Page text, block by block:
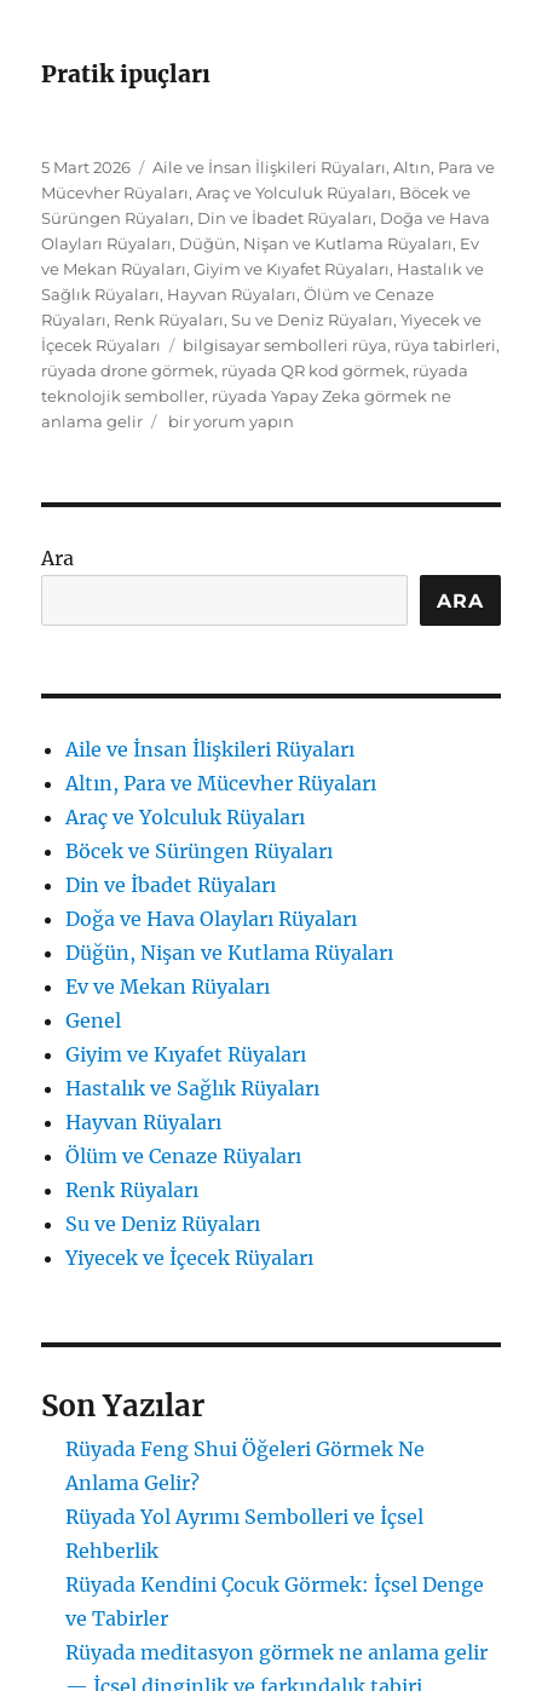
Pratik ipuçları
Yayın
tarihi
5 Mart 2026 Kategoriler
Aile ve İnsan İlişkileri Rüyaları,Altın, Para ve
Mücevher Rüyaları,Araç ve Yolculuk Rüyaları, Böcek ve
Sürüngen Rüyaları, Din ve İbadet Rüyaları, Doğa ve Hava
Olayları Rüyaları, Düğün, Nişan ve Kutlama Rüyaları, Ev
ve Mekan Rüyaları,Giyim ve Kıyafet Rüyaları, Hastalık ve
Sağlık Rüyaları, Hayvan Rüyaları,Ölüm ve Cenaze
Rüyaları, Renk Rüyaları,Su ve Deniz Rüyaları,Yiyecek ve
İçecek Rüyaları
Etiketler
bilgisayar sembolleri rüya, rüya tabirleri,
rüyada drone görmek, rüyada QR kod görmek, rüyada
teknolojik semboller, rüyada Yapay Zeka görmek ne
anlama gelir
Rüyada
ve
için
bir yorum yapın
Ara
ARA
Aile ve İnsan İlişkileri Rüyaları
Altın, Para ve Mücevher Rüyaları
Araç ve Yolculuk Rüyaları
Böcek ve Sürüngen Rüyaları
Din ve İbadet Rüyaları
Doğa ve Hava Olayları Rüyaları
Düğün, Nişan ve Kutlama Rüyaları
Ev ve Mekan Rüyaları
Genel
Giyim ve Kıyafet Rüyaları
Hastalık ve Sağlık Rüyaları
Hayvan Rüyaları
Ölüm ve Cenaze Rüyaları
Renk Rüyaları
Su ve Deniz Rüyaları
Yiyecek ve İçecek Rüyaları
Son Yazılar
Rüyada Feng Shui Öğeleri Görmek Ne
Anlama Gelir?
Rüyada Yol Ayrımı Sembolleri ve İçsel
Rehberlik
Rüyada Kendini Çocuk Görmek: İçsel Denge
ve Tabirler
Rüyada meditasyon görmek ne anlama gelir